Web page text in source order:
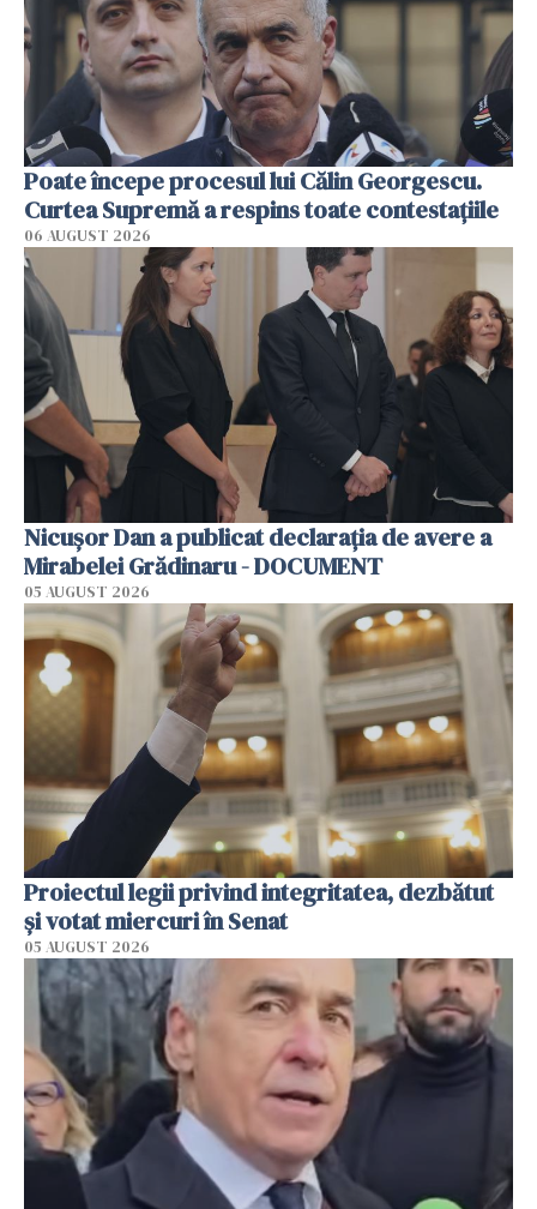
Poate începe procesul lui Călin Georgescu.
Curtea Supremă a respins toate contestațiile
06 AUGUST 2026
Nicușor Dan a publicat declarația de avere a
Mirabelei Grădinaru - DOCUMENT
05 AUGUST 2026
Proiectul legii privind integritatea, dezbătut
şi votat miercuri în Senat
05 AUGUST 2026